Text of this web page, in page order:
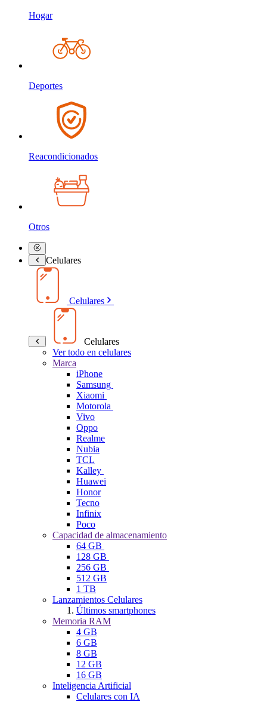
Hogar
Deportes
Reacondicionados
Otros
Celulares
Celulares
Celulares
Ver todo en celulares
Marca
iPhone
Samsung
Xiaomi
Motorola
Vivo
Oppo
Realme
Nubia
TCL
Kalley
Huawei
Honor
Tecno
Infinix
Poco
Capacidad de almacenamiento
64 GB
128 GB
256 GB
512 GB
1 TB
Lanzamientos Celulares
Últimos smartphones
Memoria RAM
4 GB
6 GB
8 GB
12 GB
16 GB
Inteligencia Artificial
Celulares con IA